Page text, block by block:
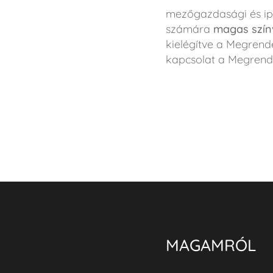
mezőgazdasági és
számára magas
kielégítve a
kapcsolat a
MAGAMRÓL